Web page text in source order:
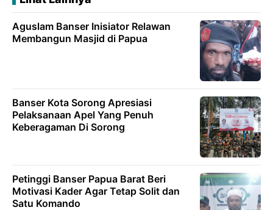
Aguslam Banser Inisiator Relawan
Membangun Masjid di Papua
Banser Kota Sorong Apresiasi
Pelaksanaan Apel Yang Penuh
Keberagaman Di Sorong
Petinggi Banser Papua Barat Beri
Motivasi Kader Agar Tetap Solit dan
Satu Komando